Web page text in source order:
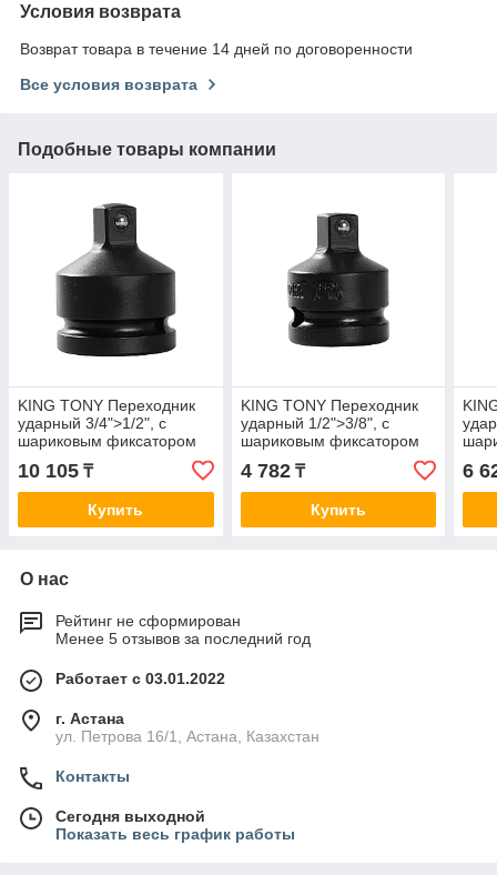
Условия возврата
Возврат товара в течение 14 дней по договоренности
Все условия возврата
Подобные товары компании
KING TONY Переходник
ударный 3/4">1/2", с
шариковым фиксатором
10 105 ₸
Купить
KING TONY Переходник
ударный 1/2">3/8", с
шариковым фиксатором
4 782₸
Купить
6
О нас
Рейтинг не сформирован
Менее 5 отзывов за последний год
Работает с 03.01.2022
г. Астана
ул. Петрова 16/1, Астана, Казахстан
Контакты
Сегодня выходной
Показать весь график работы